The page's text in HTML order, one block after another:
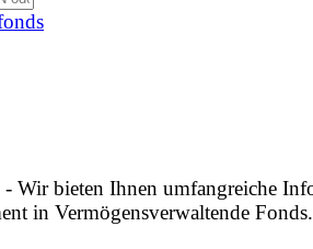
- Wir bieten Ihnen umfangreiche
in Vermögensverwaltende Fonds.